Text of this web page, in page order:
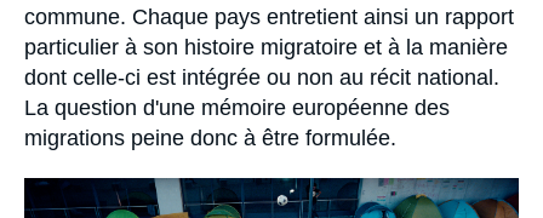
commune. Chaque pays entretient ainsi un rapport
particulier à son histoire migratoire et à la manière
dont celle-ci est intégrée ou non au récit national.
La question d'une mémoire européenne des
migrations peine donc à être formulée.
Image
principale